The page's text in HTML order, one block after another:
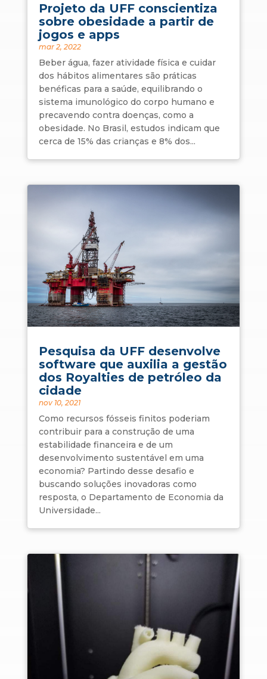
Projeto da UFF conscientiza
sobre obesidade a partir de
jogos e apps
mar 2, 2022
Beber água, fazer atividade física e cuidar
dos hábitos alimentares são práticas
benéficas para a saúde, equilibrando o
sistema imunológico do corpo humano e
precavendo contra doenças, como a
obesidade. No Brasil, estudos indicam que
cerca de 15% das crianças e 8% dos...
Pesquisa da UFF desenvolve
software que auxilia a gestão
dos Royalties de petróleo da
cidade
nov 10, 2021
Como recursos fósseis finitos poderiam
contribuir para a construção de uma
estabilidade financeira e de um
desenvolvimento sustentável em uma
economia? Partindo desse desafio e
buscando soluções inovadoras como
resposta, o Departamento de Economia da
Universidade...